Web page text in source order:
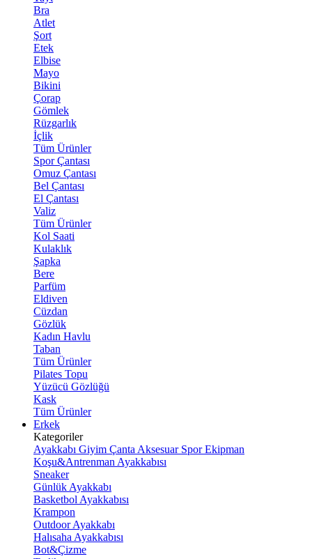
Bra
Atlet
Şort
Etek
Elbise
Mayo
Bikini
Çorap
Gömlek
Rüzgarlık
İçlik
Tüm Ürünler
Spor Çantası
Omuz Çantası
Bel Çantası
El Çantası
Valiz
Tüm Ürünler
Kol Saati
Kulaklık
Şapka
Bere
Parfüm
Eldiven
Cüzdan
Gözlük
Kadın Havlu
Taban
Tüm Ürünler
Pilates Topu
Yüzücü Gözlüğü
Kask
Tüm Ürünler
Erkek
Kategoriler
Ayakkabı Giyim Çanta Aksesuar Spor Ekipman
Koşu&Antrenman Ayakkabısı
Sneaker
Günlük Ayakkabı
Basketbol Ayakkabısı
Krampon
Outdoor Ayakkabı
Halısaha Ayakkabısı
Bot&Çizme